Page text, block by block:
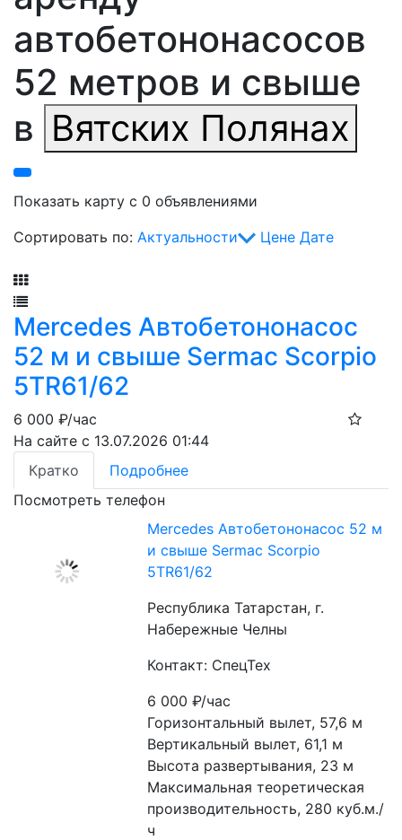
автобетононасосов
52 метров и свыше
в Вятских Полянах
Показать карту с 0 объявлениями
Сортировать по: Актуальности Цене Дате
Mercedes Автобетононасос
52 м и свыше Sermac Scorpio
5ТR61/62
6 000 ₽/час
На сайте с 13.07.2026 01:44
Кратко
Подробнее
Посмотреть телефон
Mercedes Автобетононасос 52 м
и свыше Sermac Scorpio
5ТR61/62
Республика Татарстан, г.
Набережные Челны
Контакт: СпецТех
6 000₽/час
Горизонтальный вылет, 57,6 м
Вертикальный вылет, 61,1 м
Высота развертывания, 23 м
Максимальная теоретическая
производительность, 280 куб.м./
ч